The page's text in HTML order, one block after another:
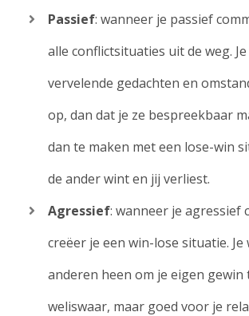
Passief: wanneer je passief
alle conflictsituaties uit de weg.
vervelende gedachten en
op, dan dat je ze bespreekbaar
dan te maken met een lose-win
de ander wint en jij verliest.
Agressief: wanneer je agressief
creëer je een win-lose situatie.
anderen heen om je eigen gewin
weliswaar, maar goed voor je